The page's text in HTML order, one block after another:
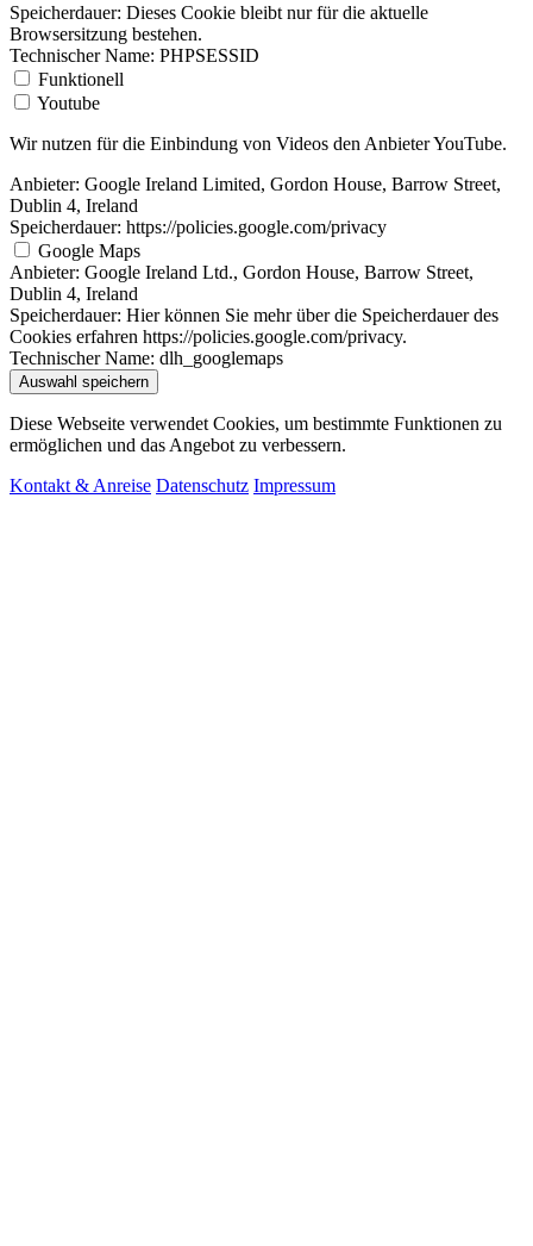
Speicherdauer: Dieses Cookie bleibt nur für die aktuelle
Browsersitzung bestehen.
Technischer Name: PHPSESSID
Funktionell
Youtube
Wir nutzen für die Einbindung von Videos den Anbieter YouTube.
Anbieter: Google Ireland Limited, Gordon House, Barrow Street,
Dublin 4, Ireland
Speicherdauer: https://policies.google.com/privacy
Google Maps
Anbieter: Google Ireland Ltd., Gordon House, Barrow Street,
Dublin 4, Ireland
Speicherdauer: Hier können Sie mehr über die Speicherdauer des
Cookies erfahren https://policies.google.com/privacy.
Technischer Name: dlh_googlemaps
Auswahl speichern
Diese Webseite verwendet Cookies, um bestimmte Funktionen zu
ermöglichen und das Angebot zu verbessern.
Kontakt & Anreise Datenschutz Impressum